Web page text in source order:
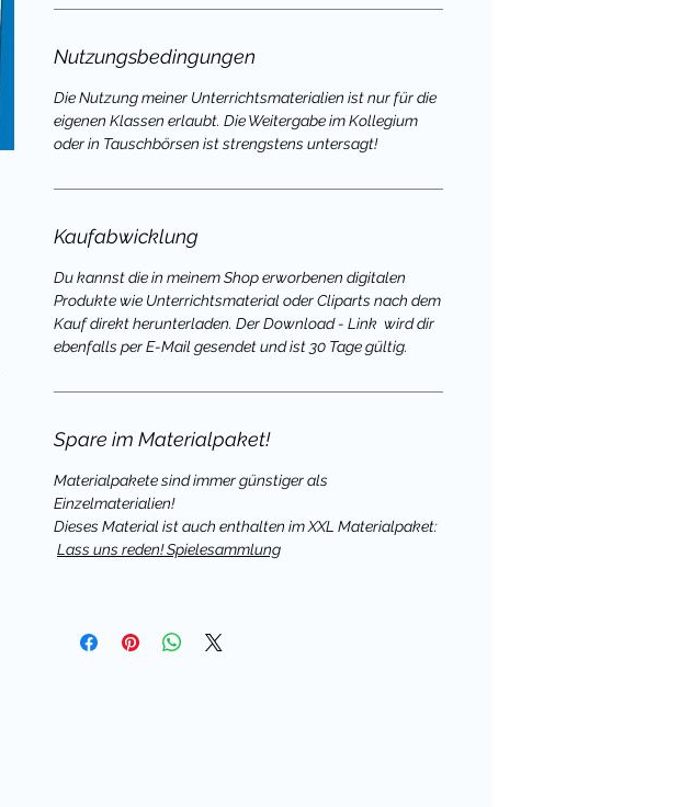
Nutzungsbedingungen
Die Nutzung meiner Unterrichtsmaterialien ist nur für die
eigenen Klassen erlaubt. Die Weitergabe im Kollegium
oder in Tauschbörsen ist strengstens untersagt!
Kaufabwicklung
Du kannst die in meinem Shop erworbenen digitalen
Produkte wie Unterrichtsmaterial oder Cliparts nach dem
Kauf direkt herunterladen. Der Download - Link wird dir
ebenfalls per E-Mail gesendet und ist 30 Tage gültig.
Spare im Materialpaket!
Materialpakete sind immer günstiger als
Einzelmaterialien!
Dieses Material ist auch enthalten im XXL Materialpaket:
Lass uns reden! Spielesammlung